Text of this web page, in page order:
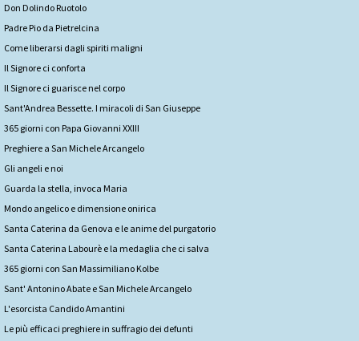
Don Dolindo Ruotolo
Padre Pio da Pietrelcina
Come liberarsi dagli spiriti maligni
Il Signore ci conforta
Il Signore ci guarisce nel corpo
Sant'Andrea Bessette. I miracoli di San Giuseppe
365 giorni con Papa Giovanni XXIII
Preghiere a San Michele Arcangelo
Gli angeli e noi
Guarda la stella, invoca Maria
Mondo angelico e dimensione onirica
Santa Caterina da Genova e le anime del purgatorio
Santa Caterina Labourè e la medaglia che ci salva
365 giorni con San Massimiliano Kolbe
Sant' Antonino Abate e San Michele Arcangelo
L'esorcista Candido Amantini
Le più efficaci preghiere in suffragio dei defunti